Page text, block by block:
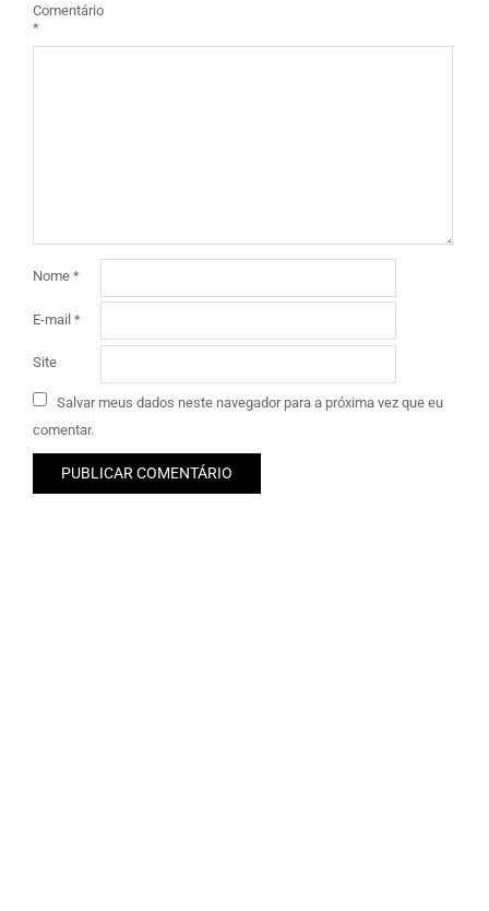
Comentário
*
Nome *
E-mail *
Site
Salvar meus dados neste navegador para a próxima vez que eu
comentar.